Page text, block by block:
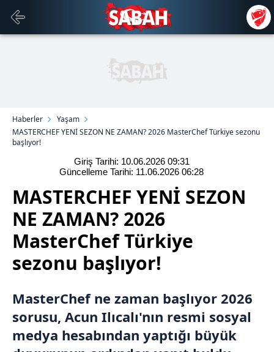
Haberler
Yaşam
MASTERCHEF YENİ SEZON NE ZAMAN? 2026 MasterChef Türkiye sezonu
başlıyor!
Giriş Tarihi: 10.06.2026 09:31
Güncelleme Tarihi: 11.06.2026 06:28
MASTERCHEF YENİ SEZON
NE ZAMAN? 2026
MasterChef Türkiye
sezonu başlıyor!
MasterChef ne zaman başlıyor 2026
sorusu, Acun Ilıcalı'nın resmi sosyal
medya hesabından yaptığı büyük